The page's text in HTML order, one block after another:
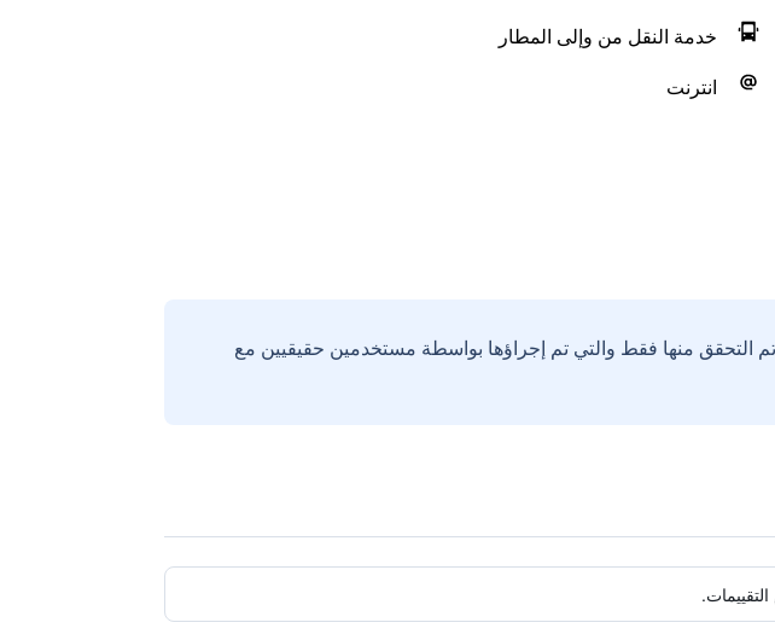
خدمة النقل من وإلى المطار
انترنت
التحقق منها فقط والتي تم إجراؤها بواسطة مستخدمين حقيقيين مع